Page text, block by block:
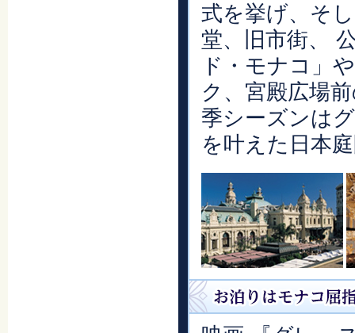
式を挙げ、そ
堂、旧市街、
ド・モナコ」
ク、宮殿広場
季シーズンは
を叶えた日本